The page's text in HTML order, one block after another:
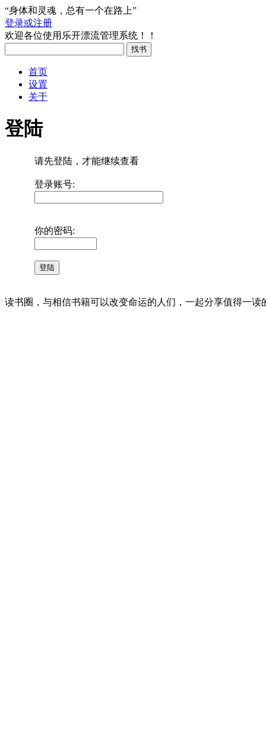
“身体和灵魂，总有一个在路上”
登录或注册
欢迎各位使用乐开漂流管理系统！！
首页
设置
关于
登陆
请先登陆，才能继续查看
登录账号:
你的密码:
读书圈，与相信书籍可以改变命运的人们，一起分享值得一读